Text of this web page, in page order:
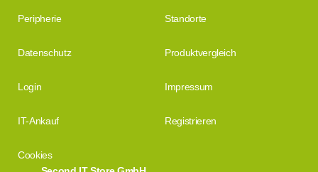
Peripherie Standorte
Datenschutz Produktvergleich
Login Impressum
IT-Ankauf Registrieren
Cookies